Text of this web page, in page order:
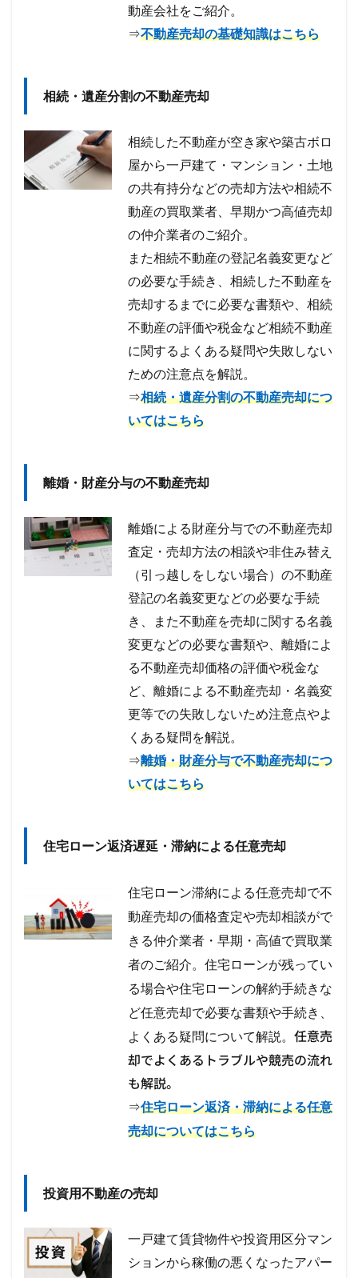
動産会社をご紹介。
⇒不動産売却の基礎知識はこちら
相続・遺産分割の不動産売却
相続した不動産が空き家や築古ボロ
屋から一戸建て・マンション・土地
の共有持分などの売却方法や相続不
動産の買取業者、早期かつ高値売却
の仲介業者のご紹介。
また相続不動産の登記名義変更など
の必要な手続き、相続した不動産を
売却するまでに必要な書類や、相続
不動産の評価や税金など相続不動産
に関するよくある疑問や失敗しない
ための注意点を解説。
⇒相続・遺産分割の不動産売却につ
いてはこちら
離婚・財産分与の不動産売却
離婚による財産分与での不動産売却
査定・売却方法の相談や非住み替え
（引っ越しをしない場合）の不動産
登記の名義変更などの必要な手続
き、また不動産を売却に関する名義
変更などの必要な書類や、離婚によ
る不動産売却価格の評価や税金な
ど、離婚による不動産売却・名義変
更等での失敗しないため注意点やよ
くある疑問を解説。
⇒離婚・財産分与で不動産売却につ
いてはこちら
住宅ローン返済遅延・滞納による任意売却
住宅ローン滞納による任意売却で不
動産売却の価格査定や売却相談がで
きる仲介業者・早期・高値で買取業
者のご紹介。住宅ローンが残ってい
る場合や住宅ローンの解約手続きな
ど任意売却で必要な書類や手続き、
よくある疑問について解説。任意売
却でよくあるトラブルや競売の流れ
も解説。
⇒住宅ローン返済・滞納による任意
売却についてはこちら
投資用不動産の売却
一戸建て賃貸物件や投資用区分マン
ションから稼働の悪くなったアパー